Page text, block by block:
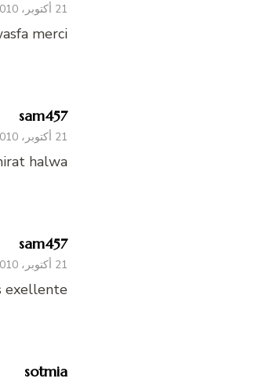
21 أكتوبر، 2010 الساعة 12:00 ص
merci
sam457
21 أكتوبر، 2010 الساعة 12:00 ص
halwa
sam457
21 أكتوبر، 2010 الساعة 12:00 ص
exellente
sotmia